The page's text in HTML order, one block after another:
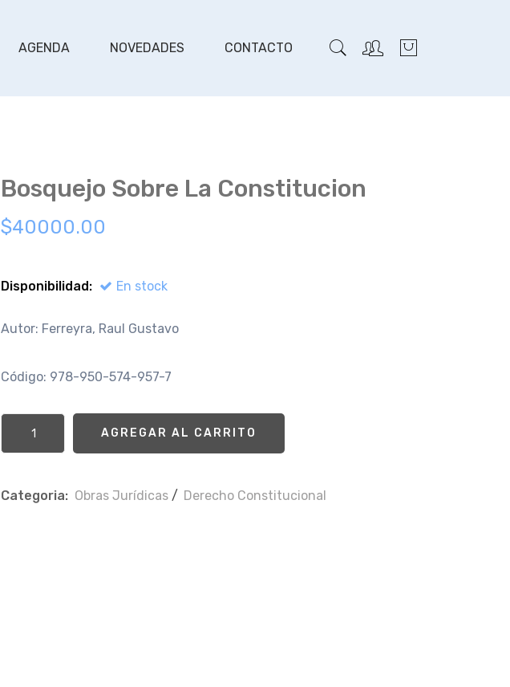
AGENDA NOVEDADES CONTACTO
Bosquejo Sobre La Constitucion
$40000.00
Disponibilidad: En stock
Autor: Ferreyra, Raul Gustavo
Código: 978-950-574-957-7
AGREGAR AL CARRITO
Categoria: Obras Jurí­dicas / Derecho Constitucional